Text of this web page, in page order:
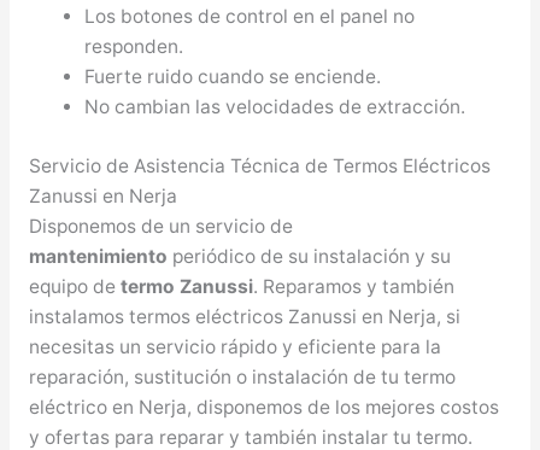
Los botones de control en el panel no
responden.
Fuerte ruido cuando se enciende.
No cambian las velocidades de extracción.
Servicio de Asistencia Técnica de Termos Eléctricos
Zanussi en Nerja
Disponemos de un servicio de
mantenimiento periódico de su instalación y su
equipo de termo Zanussi. Reparamos y también
instalamos termos eléctricos Zanussi en Nerja, si
necesitas un servicio rápido y eficiente para la
reparación, sustitución o instalación de tu termo
eléctrico en Nerja, disponemos de los mejores costos
y ofertas para reparar y también instalar tu termo.